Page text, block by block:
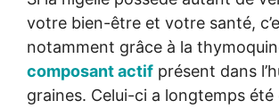
votre bien-être et votre santé,
notamment grâce à la
composant actif présent dans
graines. Celui-ci a longtemps